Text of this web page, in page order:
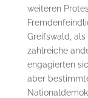
weiteren
Greifswald,
zahlreiche
engagierten
aber